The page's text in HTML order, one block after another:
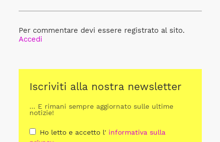
Per commentare devi essere registrato al sito.
Accedi
Iscriviti alla nostra newsletter
... E rimani sempre aggiornato sulle ultime
notizie!
Ho letto e accetto l' informativa sulla